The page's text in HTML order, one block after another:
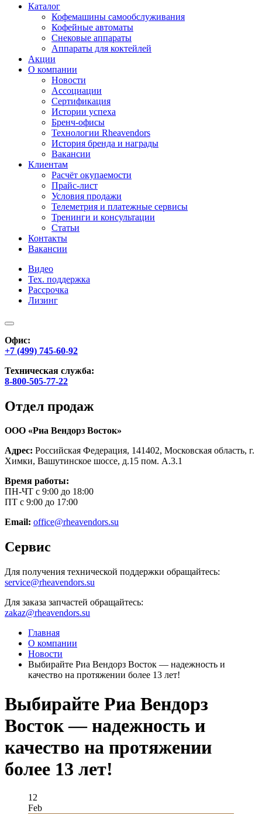
Каталог
Кофемашины самообслуживания
Кофейные автоматы
Снековые аппараты
Аппараты для коктейлей
Акции
О компании
Новости
Ассоциации
Сертификация
Истории успеха
Бренч-офисы
Технологии Rheavendors
История бренда и награды
Вакансии
Клиентам
Расчёт окупаемости
Прайс-лист
Условия продажи
Телеметрия и платежные сервисы
Тренинги и консультации
Статьи
Контакты
Вакансии
Видео
Тех. поддержка
Рассрочка
Лизинг
Офис:
+7 (499) 745-60-92
Техническая служба:
8-800-505-77-22
Отдел продаж
ООО «Риа Вендорз Восток»
Адрес: Российская Федерация, 141402, Московская область, г.
Химки, Вашутинское шоссе, д.15 пом. А.3.1
Время работы:
ПН-ЧТ с 9:00 до 18:00
ПТ с 9:00 до 17:00
Email: office@rheavendors.su
Сервис
Для получения технической поддержки обращайтесь:
service@rheavendors.su
Для заказа запчастей обращайтесь:
zakaz@rheavendors.su
Главная
О компании
Новости
Выбирайте Риа Вендорз Восток — надежность и
качество на протяжении более 13 лет!
Выбирайте Риа Вендорз
Восток — надежность и
качество на протяжении
более 13 лет!
12
Feb